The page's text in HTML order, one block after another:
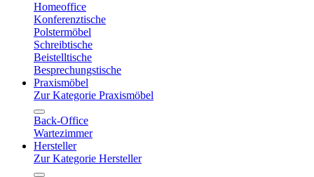
Homeoffice
Konferenztische
Polstermöbel
Schreibtische
Beistelltische
Besprechungstische
Praxismöbel
Zur Kategorie Praxismöbel
Back-Office
Wartezimmer
Hersteller
Zur Kategorie Hersteller